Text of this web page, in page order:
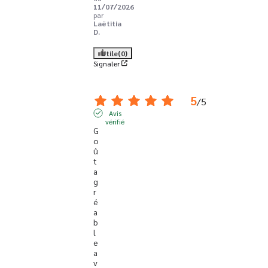
11/07/2026
par
Laëtitia
D.
Utile(0)
Signaler
5/5
Avis
vérifié
G
o
û
t
a
g
r
é
a
b
l
e
a
v